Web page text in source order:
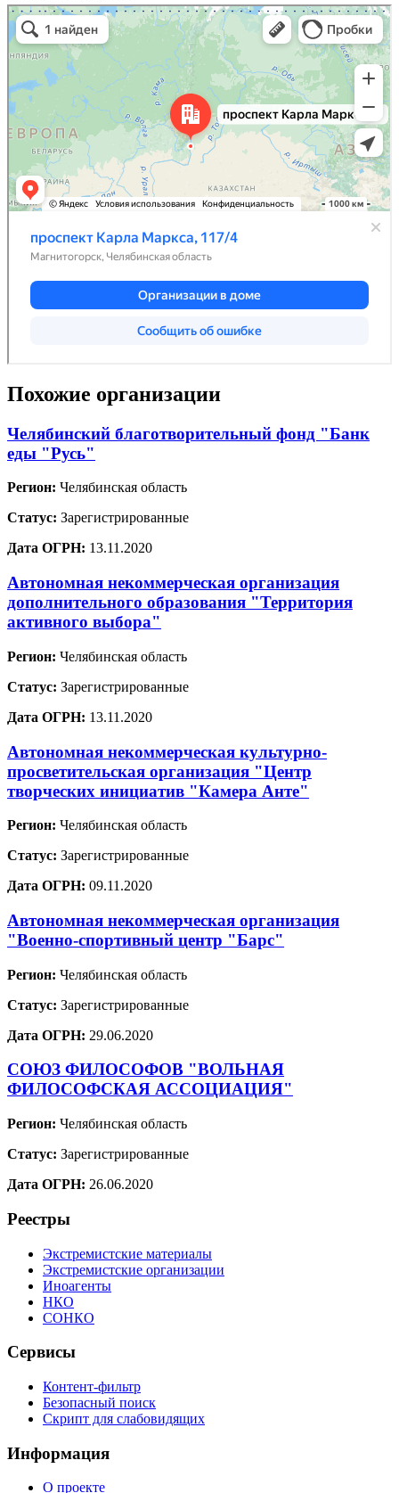
Похожие организации
Челябинский благотворительный фонд "Банк
еды "Русь"
Регион: Челябинская область
Статус: Зарегистрированные
Дата ОГРН: 13.11.2020
Автономная некоммерческая организация
дополнительного образования "Территория
активного выбора"
Регион: Челябинская область
Статус: Зарегистрированные
Дата ОГРН: 13.11.2020
Автономная некоммерческая культурно-
просветительская организация "Центр
творческих инициатив "Камера Анте"
Регион: Челябинская область
Статус: Зарегистрированные
Дата ОГРН: 09.11.2020
Автономная некоммерческая организация
"Военно-спортивный центр "Барс"
Регион: Челябинская область
Статус: Зарегистрированные
Дата ОГРН: 29.06.2020
СОЮЗ ФИЛОСОФОВ "ВОЛЬНАЯ
ФИЛОСОФСКАЯ АССОЦИАЦИЯ"
Регион: Челябинская область
Статус: Зарегистрированные
Дата ОГРН: 26.06.2020
Реестры
Экстремистские материалы
Экстремистские организации
Иноагенты
НКО
СОНКО
Сервисы
Контент-фильтр
Безопасный поиск
Скрипт для слабовидящих
Информация
О проекте